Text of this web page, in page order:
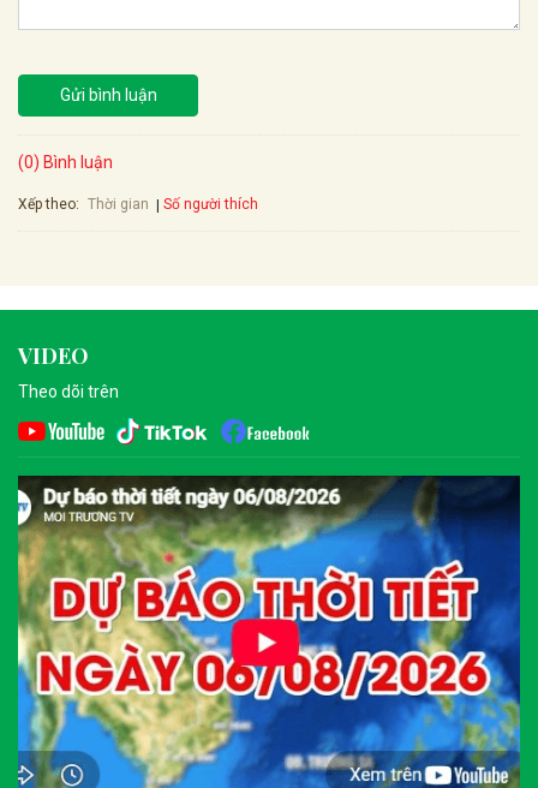
Gửi bình luận
(0) Bình luận
Xếp theo: Thời gian Số người thích
VIDEO
Theo dõi trên